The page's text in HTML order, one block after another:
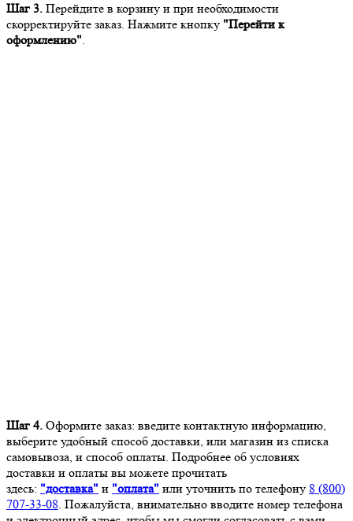
Шаг 3. Перейдите в корзину и при необходимости
скорректируйте заказ. Нажмите кнопку "Перейти к
оформлению".
Шаг 4. Оформите заказ: введите контактную информацию,
выберите удобный способ доставки, или магазин из списка
самовывоза, и способ оплаты. Подробнее об условиях
доставки и оплаты вы можете прочитать
здесь: "доставка" и "оплата" или уточнить по телефону 8 (800)
707-33-08. Пожалуйста, внимательно вводите номер телефона